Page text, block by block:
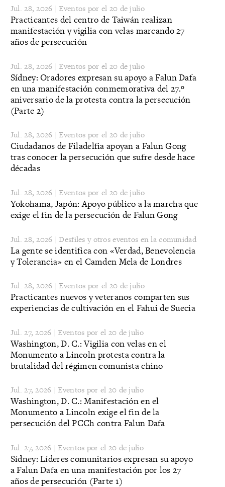
Jul. 28, 2026 | Eventos por el 20 de julio
Practicantes del centro de Taiwán realizan
manifestación y vigilia con velas marcando 27
años de persecución
Jul. 28, 2026 | Eventos por el 20 de julio
Sídney: Oradores expresan su apoyo a Falun Dafa
en una manifestación conmemorativa del 27.º
aniversario de la protesta contra la persecución
(Parte 2)
Jul. 28, 2026 | Eventos por el 20 de julio
Ciudadanos de Filadelfia apoyan a Falun Gong
tras conocer la persecución que sufre desde hace
décadas
Jul. 28, 2026 | Eventos por el 20 de julio
Yokohama, Japón: Apoyo público a la marcha que
exige el fin de la persecución de Falun Gong
Jul. 28, 2026 | Desfiles y otros eventos en la comunidad
La gente se identifica con «Verdad, Benevolencia
y Tolerancia» en el Camden Mela de Londres
Jul. 28, 2026 | Eventos por el 20 de julio
Practicantes nuevos y veteranos comparten sus
experiencias de cultivación en el Fahui de Suecia
Jul. 27, 2026 | Eventos por el 20 de julio
Washington, D. C.: Vigilia con velas en el
Monumento a Lincoln protesta contra la
brutalidad del régimen comunista chino
Jul. 27, 2026 | Eventos por el 20 de julio
​Washington, D. C.: Manifestación en el
Monumento a Lincoln exige el fin de la
persecución del PCCh contra Falun Dafa
Jul. 27, 2026 | Eventos por el 20 de julio
Sídney: Líderes comunitarios expresan su apoyo
a Falun Dafa en una manifestación por los 27
años de persecución (Parte 1)